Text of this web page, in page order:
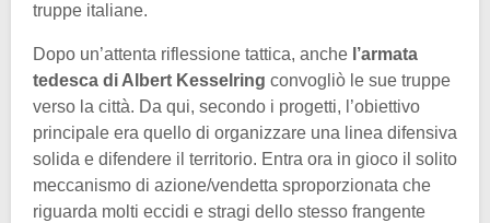
truppe italiane.
Dopo un’attenta riflessione tattica, anche l’armata
tedesca di Albert Kesselring convogliò le sue truppe
verso la città. Da qui, secondo i progetti, l’obiettivo
principale era quello di organizzare una linea difensiva
solida e difendere il territorio. Entra ora in gioco il solito
meccanismo di azione/vendetta sproporzionata che
riguarda molti eccidi e stragi dello stesso frangente